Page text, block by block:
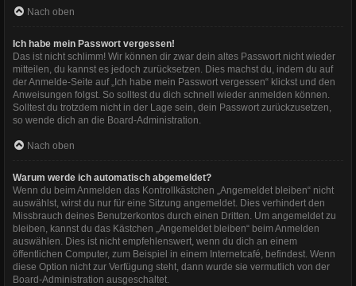
Nach oben
Ich habe mein Passwort vergessen!
Das ist nicht schlimm! Wir können dir zwar dein altes Passwort nicht wieder
mitteilen, du kannst es jedoch zurücksetzen. Dies machst du, indem du auf
der Anmelde-Seite auf „Ich habe mein Passwort vergessen“ klickst und den
Anweisungen folgst. So solltest du dich schnell wieder anmelden können.
Solltest du trotzdem nicht in der Lage sein, dein Passwort zurückzusetzen,
so wende dich an die Board-Administration.
Nach oben
Warum werde ich automatisch abgemeldet?
Wenn du beim Anmelden das Kontrollkästchen „Angemeldet bleiben“ nicht
auswählst, wirst du nur für eine Sitzung angemeldet. Dies verhindert den
Missbrauch deines Benutzerkontos durch einen Dritten. Um angemeldet zu
bleiben, kannst du das Kästchen „Angemeldet bleiben“ beim Anmelden
auswählen. Dies ist nicht empfehlenswert, wenn du dich an einem
öffentlichen Computer, zum Beispiel in einem Internetcafé, befindest. Wenn
diese Option nicht zur Verfügung steht, dann wurde sie vermutlich von der
Board-Administration ausgeschaltet.